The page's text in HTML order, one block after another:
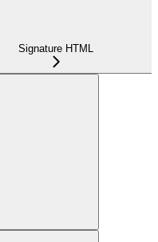
Signature HTML